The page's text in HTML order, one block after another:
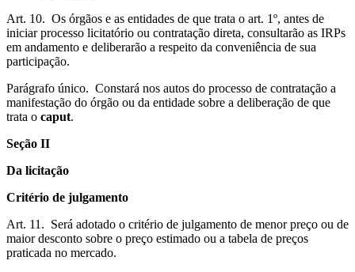
Art. 10. Os órgãos e as entidades de que trata o art. 1º, antes de
iniciar processo licitatório ou contratação direta, consultarão as IRPs
em andamento e deliberarão a respeito da conveniência de sua
participação.
Parágrafo único. Constará nos autos do processo de contratação a
manifestação do órgão ou da entidade sobre a deliberação de que
trata o caput.
Seção II
Da licitação
Critério de julgamento
Art. 11. Será adotado o critério de julgamento de menor preço ou de
maior desconto sobre o preço estimado ou a tabela de preços
praticada no mercado.